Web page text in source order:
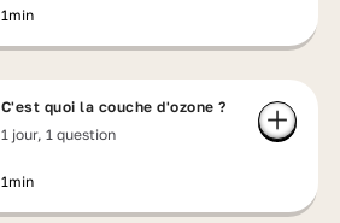
1min
C'est quoi la couche d'ozone ?
1 jour, 1 question
1min